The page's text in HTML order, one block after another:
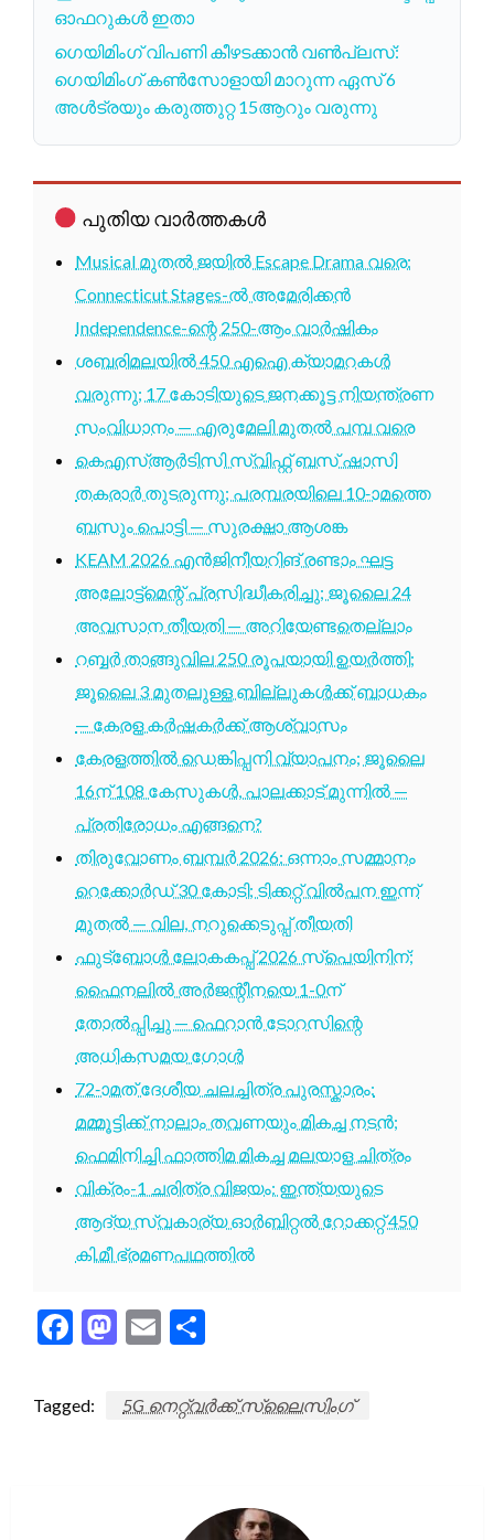
ഓഫറുകൾ ഇതാ
ഗെയിമിംഗ് വിപണി കീഴടക്കാൻ വൺപ്ലസ്:
ഗെയിമിംഗ് കൺസോളായി മാറുന്ന ഏസ് 6
അൾട്രയും കരുത്തുറ്റ 15ആറും വരുന്നു
പുതിയ വാർത്തകൾ
Musical മുതൽ ജയിൽ Escape Drama വരെ:
Connecticut Stages-ൽ അമേരിക്കൻ
Independence-ന്റെ 250-ആം വാർഷികം
ശബരിമലയിൽ 450 എഐ ക്യാമറകൾ
വരുന്നു; 17 കോടിയുടെ ജനക്കൂട്ട നിയന്ത്രണ
സംവിധാനം — എരുമേലി മുതൽ പമ്പ വരെ
കെഎസ്ആർടിസി സ്വിഫ്റ്റ് ബസ് ഷാസി
തകരാർ തുടരുന്നു; പരമ്പരയിലെ 10-ാമത്തെ
ബസും പൊട്ടി — സുരക്ഷാ ആശങ്ക
KEAM 2026 എൻജിനീയറിങ് രണ്ടാം ഘട്ട
അലോട്ട്മെന്റ് പ്രസിദ്ധീകരിച്ചു; ജൂലൈ 24
അവസാന തീയതി — അറിയേണ്ടതെല്ലാം
റബ്ബർ താങ്ങുവില 250 രൂപയായി ഉയർത്തി;
ജൂലൈ 3 മുതലുള്ള ബില്ലുകൾക്ക് ബാധകം
— കേരള കർഷകർക്ക് ആശ്വാസം
കേരളത്തിൽ ഡെങ്കിപ്പനി വ്യാപനം; ജൂലൈ
16ന് 108 കേസുകൾ, പാലക്കാട് മുന്നിൽ —
പ്രതിരോധം എങ്ങനെ?
തിരുവോണം ബമ്പർ 2026: ഒന്നാം സമ്മാനം
റെക്കോർഡ് 30 കോടി; ടിക്കറ്റ് വിൽപന ഇന്ന്
മുതൽ — വില, നറുക്കെടുപ്പ് തീയതി
ഫുട്ബോൾ ലോകകപ്പ് 2026 സ്പെയിനിന്;
ഫൈനലിൽ അർജന്റീനയെ 1-0ന്
തോൽപ്പിച്ചു — ഫെറാൻ ടോറസിന്റെ
അധികസമയ ഗോൾ
72-ാമത് ദേശീയ ചലച്ചിത്ര പുരസ്കാരം:
മമ്മൂട്ടിക്ക് നാലാം തവണയും മികച്ച നടൻ;
ഫെമിനിച്ചി ഫാത്തിമ മികച്ച മലയാള ചിത്രം
വിക്രം-1 ചരിത്ര വിജയം: ഇന്ത്യയുടെ
ആദ്യ സ്വകാര്യ ഓർബിറ്റൽ റോക്കറ്റ് 450
കി.മീ ഭ്രമണപഥത്തിൽ
Facebook
Mastodon
Email
Tagged: 5G നെറ്റ്‌വർക്ക് സ്ലൈസിംഗ്